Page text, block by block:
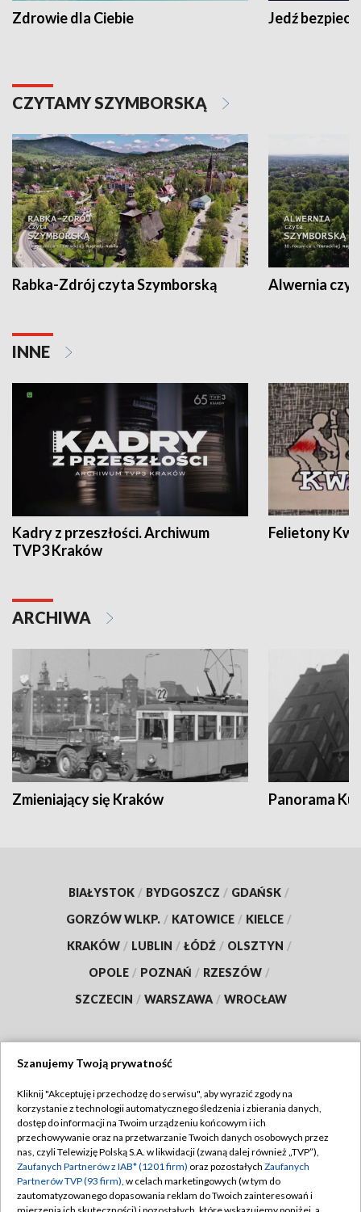
Zdrowie dla Ciebie Jedź
CZYTAMY SZYMBORSKĄ
Rabka-Zdrój czyta Szymborską Alwernia
INNE
Kadry z przeszłości. Archiwum
TVP3 Kraków
Felietony
ARCHIWA
Zmieniający się Kraków Panorama
BIAŁYSTOK / BYDGOSZCZ / GDAŃSK /
GORZÓW WLKP. / KATOWICE / KIELCE /
KRAKÓW / LUBLIN / ŁÓDŹ / OLSZTYN /
OPOLE / POZNAŃ / RZESZÓW /
SZCZECIN / WARSZAWA / WROCŁAW
TVP
Abonament TVP
Emisja w TVP
Centrum informacji TVP
Regulamin TVP
Polityka prywatności
Moje zgody
Szanujemy Twoją prywatność
Kliknij "Akceptuję i przechodzę do serwisu", aby wyrazić zgody na
korzystanie z technologii automatycznego śledzenia i zbierania danych,
dostęp do informacji na Twoim urządzeniu końcowym i ich
przechowywanie oraz na przetwarzanie Twoich danych osobowych przez
nas, czyli Telewizję Polską S.A. w likwidacji (zwaną dalej również „TVP”),
Zaufanych Partnerów z IAB* (1201 firm) oraz pozostałych Zaufanych
Partnerów TVP (93 firm), w celach marketingowych (w tym do
zautomatyzowanego dopasowania reklam do Twoich zainteresowań i